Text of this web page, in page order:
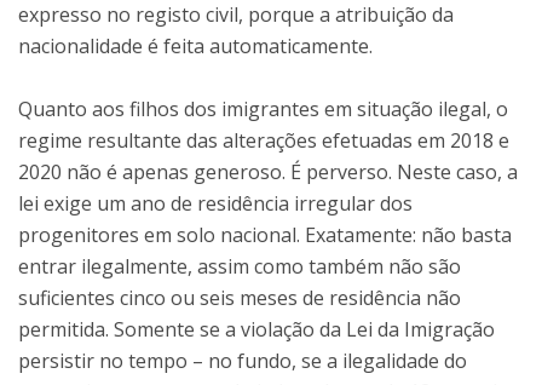
expresso no registo civil, porque a atribuição da
nacionalidade é feita automaticamente.
Quanto aos filhos dos imigrantes em situação ilegal, o
regime resultante das alterações efetuadas em 2018 e
2020 não é apenas generoso. É perverso. Neste caso, a
lei exige um ano de residência irregular dos
progenitores em solo nacional. Exatamente: não basta
entrar ilegalmente, assim como também não são
suficientes cinco ou seis meses de residência não
permitida. Somente se a violação da Lei da Imigração
persistir no tempo – no fundo, se a ilegalidade do